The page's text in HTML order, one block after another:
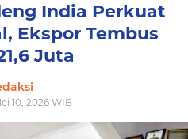
India Perkuat
Ekspor Tembus
Juta
10, 2026 WIB